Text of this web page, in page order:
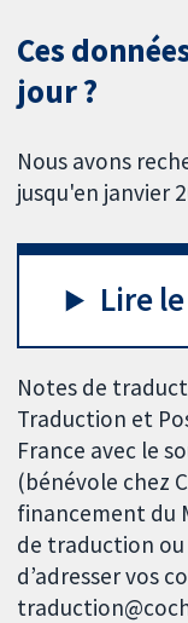
Ces
jour ?
Nous avons
jusqu'en janvier
Lire
Notes de
Traduction et
France avec le
(bénévole chez
financement du
de traduction ou
d’adresser vos